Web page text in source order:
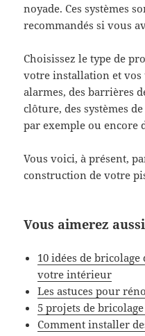
noyade. Ces systèmes
recommandés si vous
Choisissez le type de
votre installation et vos
alarmes, des barrières
clôture, des systèmes
par exemple ou encore
Vous voici, à présent,
construction de votre
Vous aimerez
10 idées de
votre intérieur
Les astuces pour
5 projets de
Comment installer